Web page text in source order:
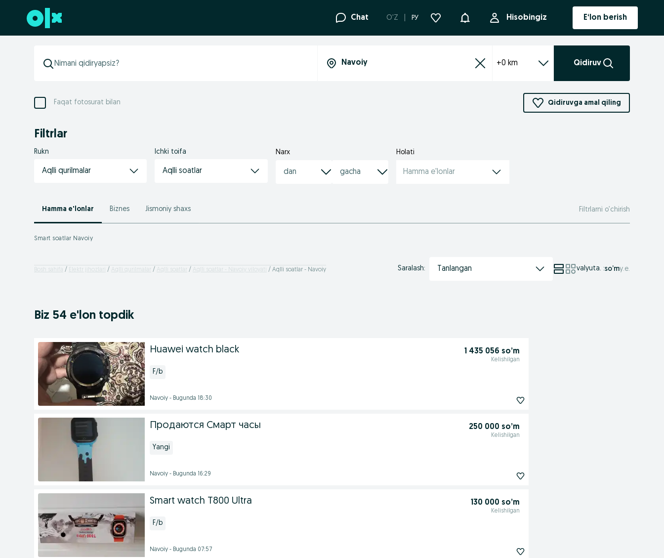
Futerga oʻtish Chat O'Z РУ Bildirishnoma Hisobingiz E‘lon berish
+0 km Qidiruv
Faqat fotosurat bilan Qidiruvga amal qiling
Filtrlar
Rukn
Aqlli qurilmalar
Ichki toifa
Aqlli soatlar
Narx Holati
Hamma e'lonlar
Hamma e'lonlar Biznes Jismoniy shaxs Filtrlarni o’chirish
Smart soatlar Navoiy
Bosh sahifa Elektr jihozlari Aqlli qurilmalar Aqlli soatlar Aqlli soatlar - Navoiy viloyati Aqlli soatlar - Navoiy Saralash: Tanlangan valyuta. :so’mу.е.
Biz 54 e'lon topdik
Huawei watch black 1 435 056 so’m
Kelishilgan
F/b
Navoiy - Bugunda 18:30
Продаются Смарт часы 250 000 so’m
Kelishilgan
Yangi
Navoiy - Bugunda 16:29
Smart watch T800 Ultra 130 000 so’m
Kelishilgan
F/b
Navoiy - Bugunda 07:57